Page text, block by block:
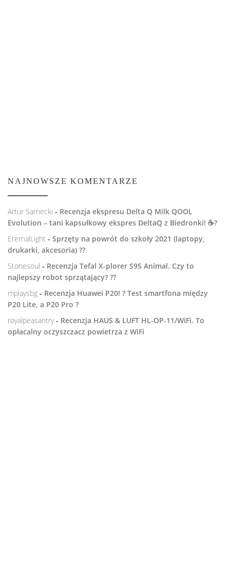
NAJNOWSZE KOMENTARZE
Artur Sarnecki - Recenzja ekspresu Delta Q Milk QOOL
Evolution – tani kapsułkowy ekspres DeltaQ z Biedronki! ☕️?
EternalLight - Sprzęty na powrót do szkoły 2021 (laptopy,
drukarki, akcesoria) ??
Stonesoul - Recenzja Tefal X-plorer S95 Animal. Czy to
najlepszy robot sprzątający? ??
mplaysbg - Recenzja Huawei P20! ? Test smartfona między
P20 Lite, a P20 Pro ?
royalpeasantry- Recenzja HAUS & LUFT HL-OP-11/WiFi. To
opłacalny oczyszczacz powietrza z WiFi